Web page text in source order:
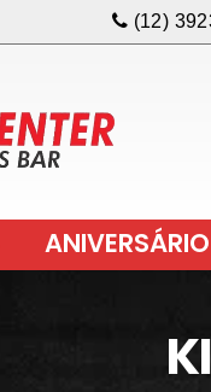
(12)
ANIVERSÁRIO